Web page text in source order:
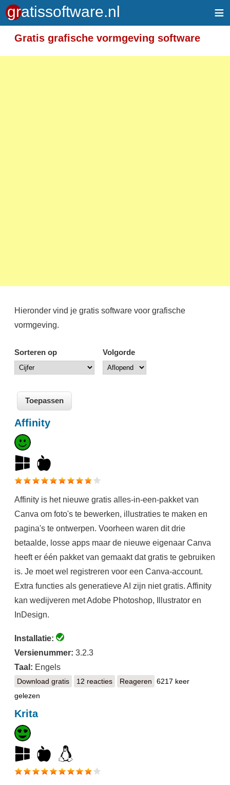
≡
Gratis grafische vormgeving software
Hieronder vind je gratis software voor grafische
vormgeving.
Sorteren op Volgorde
Affinity
Affinity is het nieuwe gratis alles-in-een-pakket van
Canva om foto's te bewerken, illustraties te maken en
pagina's te ontwerpen. Voorheen waren dit drie
betaalde, losse apps maar de nieuwe eigenaar Canva
heeft er één pakket van gemaakt dat gratis te gebruiken
is. Je moet wel registreren voor een Canva-account.
Extra functies als generatieve AI zijn niet gratis. Affinity
kan wedijveren met Adobe Photoshop, Illustrator en
InDesign.
Installatie:
Versienummer: 3.2.3
Taal: Engels
Download gratisAffinity
12 reacties Reageren
6217 keer
gelezen
Krita